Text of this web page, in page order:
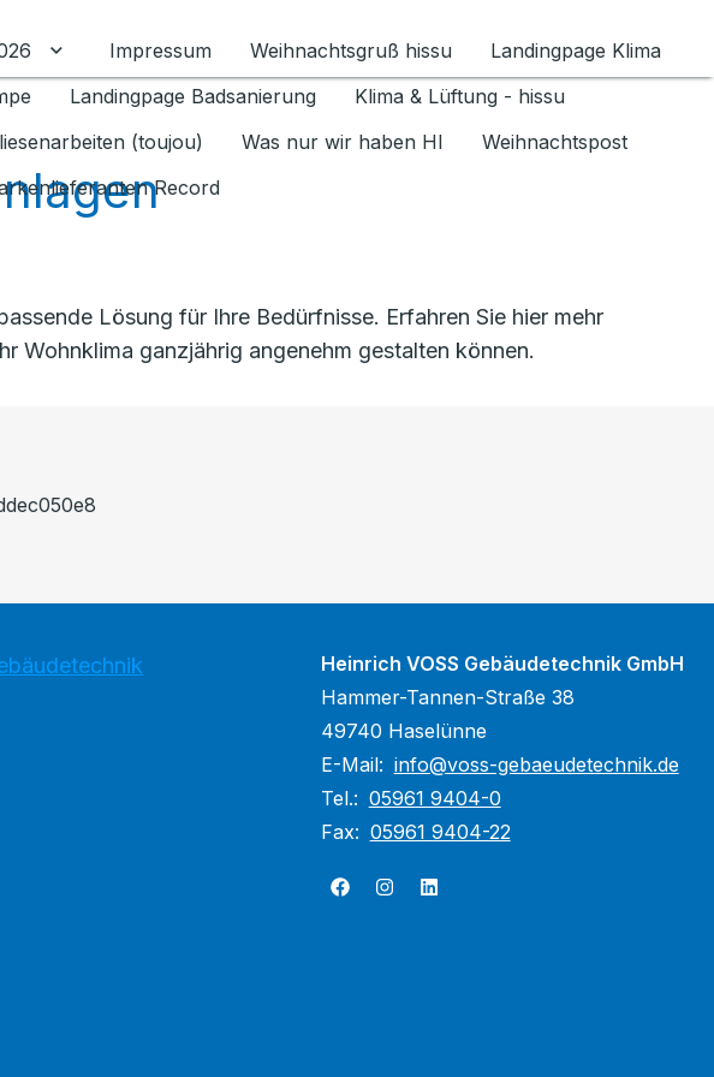
umschalten
Untermenü für Datenschutz 1.6.2026 umschalten
Impressum Weihnachtsgruß hissu
Landingpage Klima
Landingpage Badsanierung
Klima & Lüftung - hissu
(toujou) Was nur wir haben HI
Weihnachtspost
Record
Lösung für Ihre Bedürfnisse. Erfahren Sie hier mehr
Wohnklima ganzjährig angenehm gestalten können.
Heinrich VOSS Gebäudetechnik GmbH
Hammer-Tannen-Straße 38
49740 Haselünne
E-Mail: info@voss-gebaeudetechnik.de
Tel.: 05961 9404-0
Fax: 05961 9404-22